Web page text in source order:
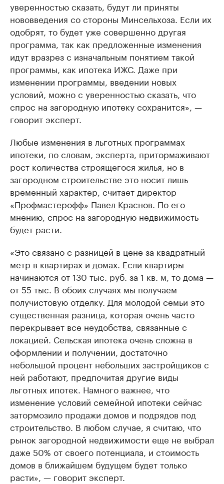
уверенностью сказать, будут ли приняты
нововведения со стороны Минсельхоза. Если их
одобрят, то будет уже совершенно другая
программа, так как предложенные изменения
идут вразрез с изначальным понятием такой
программы, как ипотека ИЖС. Даже при
изменении программы, введении новых
условий, можно с уверенностью сказать, что
спрос на загородную ипотеку сохранится», —
говорит эксперт.
Любые изменения в льготных программах
ипотеки, по словам, эксперта, притормаживают
рост количества строящегося жилья, но в
загородном строительстве это носит лишь
временный характер, считает директор
«Профмастерофф» Павел Краснов. По его
мнению, спрос на загородную недвижимость
будет расти.
«Это связано с разницей в цене за квадратный
метр в квартирах и домах. Если квартиры
начинаются от 130 тыс. руб. за 1 кв. м, то дома —
от 55 тыс. В обоих случаях мы получаем
получистовую отделку. Для молодой семьи это
существенная разница, которая очень часто
перекрывает все неудобства, связанные с
локацией. Сельская ипотека очень сложна в
оформлении и получении, достаточно
небольшой процент небольших застройщиков с
ней работают, предпочитая другие виды
льготных ипотек. Намного важнее, что
изменение условий семейной ипотеки сейчас
затормозило продажи домов и подрядов под
строительство. В любом случае, я считаю, что
рынок загородной недвижимости еще не выбрал
даже 50% от своего потенциала, и стоимость
домов в ближайшем будущем будет только
расти», — говорит эксперт.